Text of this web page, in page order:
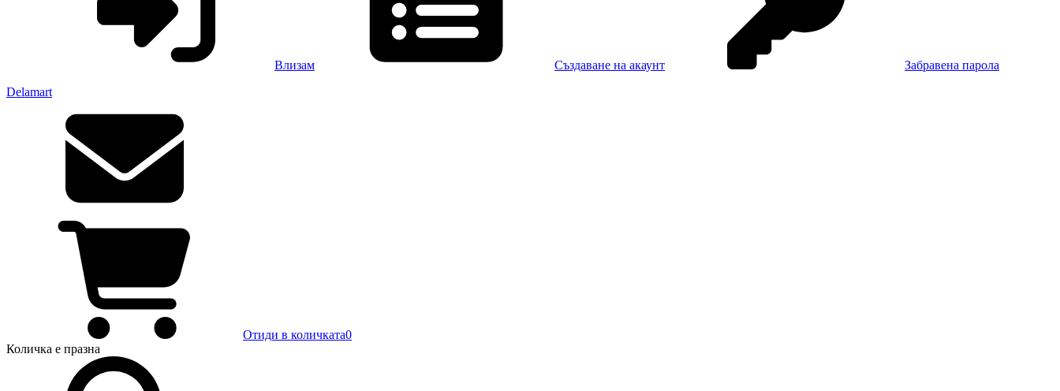
Влизам Създаване на акаунт
Забравена парола
Delamart
Отиди в количката0
Количка е празна